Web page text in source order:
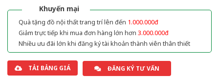
Khuyến mại
Quà tặng đồ nội thất trang trí lên đến 1.000.000đ
Giảm trực tiếp khi mua đơn hàng lớn hơn 3.000.000đ
Nhiều ưu đãi lớn khi đăng ký tài khoản thành viên thân thiết
TẢI BẢNG GIÁ ĐĂNG KÝ TƯ VẤN